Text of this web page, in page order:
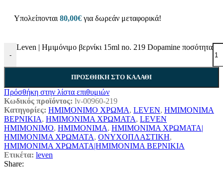
Υπολείπονται 80,00€ για δωρεάν μεταφορικά!
-
Leven | Ημιμόνιμο βερνίκι 15ml no. 219 Dopamine ποσότητα
ΠΡΟΣΘΉΚΗ ΣΤΟ ΚΑΛΆΘΙ
Πρόσθήκη στην λίστα επιθυμιών
Κωδικός προϊόντος: lv-00960-219
Κατηγορίες: ΗΜΙΜΟΝΙΜΟ ΧΡΩΜΑ, LEVEN, ΗΜΙΜΟΝΙΜΑ
ΒΕΡΝΙΚΙΑ, ΗΜΙΜΟΝΙΜΑ ΧΡΩΜΑΤΑ, LEVEN
ΗΜΙΜΟΝΙΜΟ, ΗΜΙΜΟΝΙΜΑ, ΗΜΙΜΟΝΙΜΑ ΧΡΩΜΑΤΑ|
ΗΜΙΜΟΝΙΜΑ ΧΡΩΜΑΤΑ, ΟΝΥΧΟΠΛΑΣΤΙΚΗ,
ΗΜΙΜΟΝΙΜΑ ΧΡΩΜΑΤΑ|ΗΜΙΜΟΝΙΜΑ ΒΕΡΝΙΚΙΑ
Ετικέτα: leven
Share: